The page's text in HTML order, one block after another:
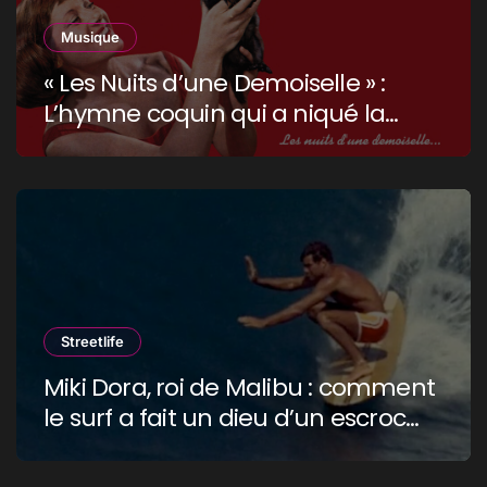
Musique
« Les Nuits d’une Demoiselle » :
L’hymne coquin qui a niqué la
censure !
Streetlife
Miki Dora, roi de Malibu : comment
le surf a fait un dieu d’un escroc